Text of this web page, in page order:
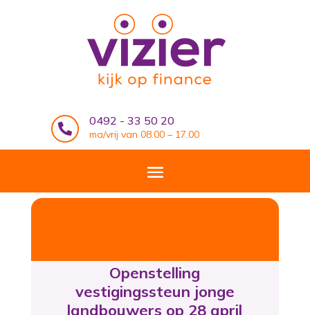

0492 - 33 50 20
ma/vrij van 08.00 – 17.00
Openstelling
vestigingssteun jonge
landbouwers op 28 april